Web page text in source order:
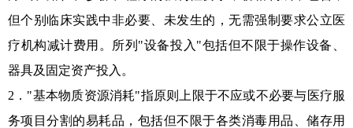
但个别临床实践中非必要、未发生的，无需强制要求公立医
疗机构减计费用。所列"设备投入"包括但不限于操作设备、
器具及固定资产投入。
2．"基本物质资源消耗"指原则上限于不应或不必要与医疗服
务项目分割的易耗品，包括但不限于各类消毒用品、储存用